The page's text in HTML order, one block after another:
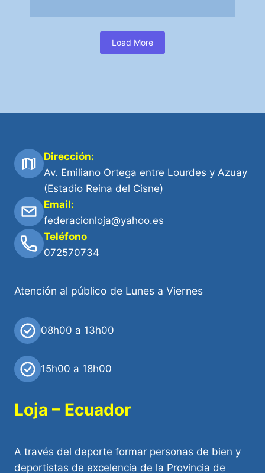
Load More
Dirección:
Av. Emiliano Ortega entre Lourdes y Azuay
(Estadio Reina del Cisne)
Email:
federacionloja@yahoo.es
Teléfono
072570734
Atención al público de Lunes a Viernes
08h00 a 13h00
15h00 a 18h00
Loja – Ecuador
A través del deporte formar personas de bien y
deportistas de excelencia de la Provincia de